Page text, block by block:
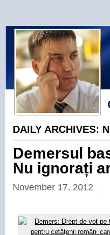
DAILY ARCHIVES:
Demersul
Nu ignorați
November 17, 2012